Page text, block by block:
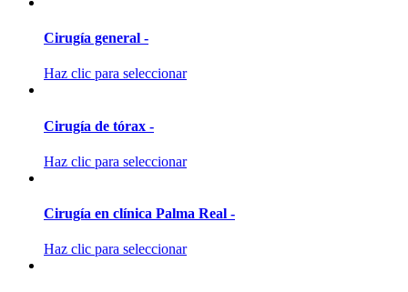
Cirugía general -
Haz clic para seleccionar
Cirugía de tórax -
Haz clic para seleccionar
Cirugía en clínica Palma Real -
Haz clic para seleccionar